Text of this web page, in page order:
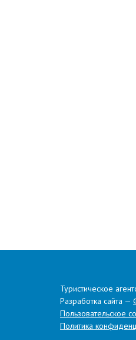
Туристическое
Разработка сайта —
Пользовательское
Политика